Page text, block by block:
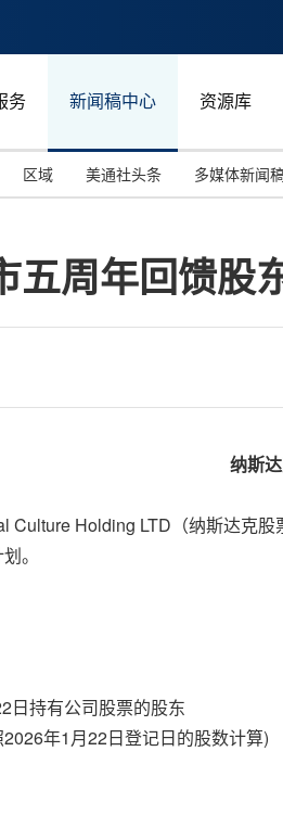
务 新闻稿中心 资源库
区域 美通社头条 多媒体新闻
五周年回馈股
纳斯
Culture Holding LTD（纳斯达克
。
日持有公司股票的股东
年1月22日登记日的股数计算)